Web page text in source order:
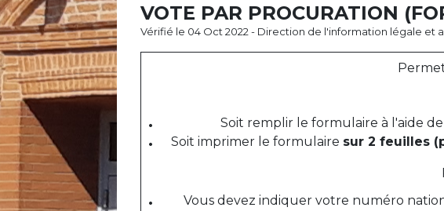
VOTE PAR PROCURATION
Vérifié le 04 Oct 2022 - Direction de l'information légale et
Soit remplir le formulaire à l'aide
Soit imprimer le formulaire sur 2 feuilles
Vous devez indiquer votre numéro